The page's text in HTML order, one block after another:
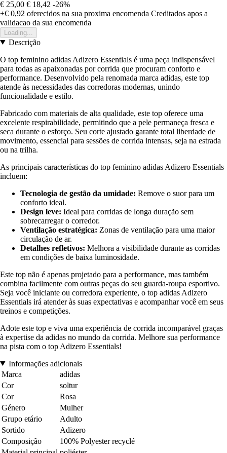
€ 25,00 € 18,42 -26%
+€ 0,92 oferecidos na sua proxima encomenda Creditados apos a
validacao da sua encomenda
Loading...
Descrição
O top feminino adidas Adizero Essentials é uma peça indispensável
para todas as apaixonadas por corrida que procuram conforto e
performance. Desenvolvido pela renomada marca adidas, este top
atende às necessidades das corredoras modernas, unindo
funcionalidade e estilo.
Fabricado com materiais de alta qualidade, este top oferece uma
excelente respirabilidade, permitindo que a pele permaneça fresca e
seca durante o esforço. Seu corte ajustado garante total liberdade de
movimento, essencial para sessões de corrida intensas, seja na estrada
ou na trilha.
As principais características do top feminino adidas Adizero Essentials
incluem:
Tecnologia de gestão da umidade: Remove o suor para um
conforto ideal.
Design leve: Ideal para corridas de longa duração sem
sobrecarregar o corredor.
Ventilação estratégica: Zonas de ventilação para uma maior
circulação de ar.
Detalhes refletivos: Melhora a visibilidade durante as corridas
em condições de baixa luminosidade.
Este top não é apenas projetado para a performance, mas também
combina facilmente com outras peças do seu guarda-roupa esportivo.
Seja você iniciante ou corredora experiente, o top adidas Adizero
Essentials irá atender às suas expectativas e acompanhar você em seus
treinos e competições.
Adote este top e viva uma experiência de corrida incomparável graças
à expertise da adidas no mundo da corrida. Melhore sua performance
na pista com o top Adizero Essentials!
Informações adicionais
Marca
adidas
Cor
soltur
Cor
Rosa
Género
Mulher
Grupo etário
Adulto
Sortido
Adizero
Composição
100% Polyester recyclé